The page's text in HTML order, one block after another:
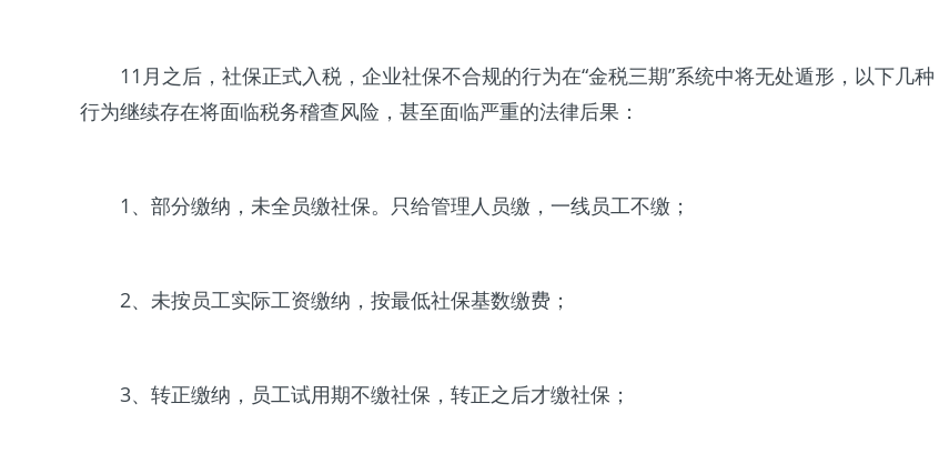
11月之后，社保正式入税，企业社保不合规的行为在“金税三期”系统中将无处遁形，以下几种
行为继续存在将面临税务稽查风险，甚至面临严重的法律后果：
1、部分缴纳，未全员缴社保。只给管理人员缴，一线员工不缴；
2、未按员工实际工资缴纳，按最低社保基数缴费；
3、转正缴纳，员工试用期不缴社保，转正之后才缴社保；